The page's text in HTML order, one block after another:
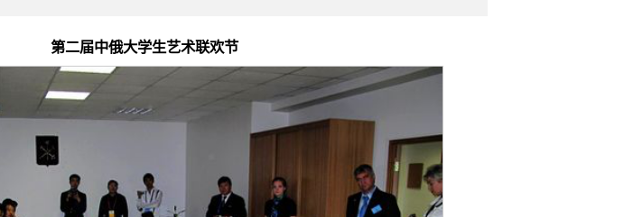
第二届中俄大学生艺术联欢节